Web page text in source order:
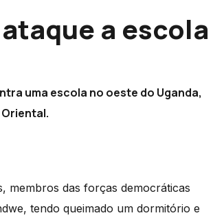
a escola
uma escola no oeste do Uganda,
membros das forças democráticas
tendo queimado um dormitório e